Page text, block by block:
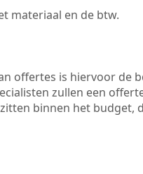
materiaal en de btw.
offertes is hiervoor de
zullen een
binnen het budget,